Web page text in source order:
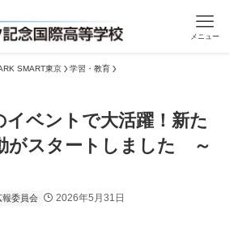
メニュー
SMART東京 学習・教育
イベントで大活躍！新た
がスタートしました ～
報委員会 2026年5月31日